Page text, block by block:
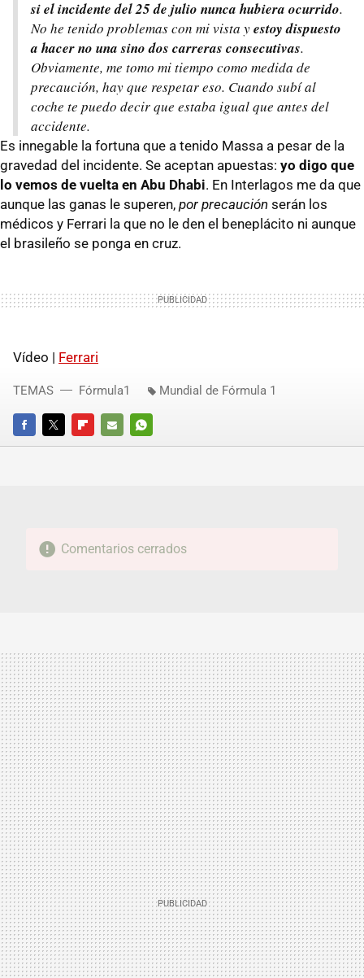
si el incidente del 25 de julio nunca hubiera ocurrido.
No he tenido problemas con mi vista yestoy dispuesto
a hacer no una sino dos carreras consecutivas.
Obviamente, me tomo mi tiempo como medida de
precaución, hay que respetar eso. Cuando subí al
coche te puedo decir que estaba igual que antes del
accidente.
Es innegable la fortuna que a tenido Massa a pesar de la
gravedad del incidente. Se aceptan apuestas: yo digo que
lo vemos de vuelta en Abu Dhabi. En Interlagos me da que
aunque las ganas le superen, por precaución serán los
médicos y Ferrari la que no le den el beneplácito ni aunque
el brasileño se ponga en cruz.
Vídeo | Ferrari
FACEBOOKTWITTERFLIPBOARD
E-
WHATSAPP
TEMAS Fórmula1 Mundial de Fórmula 1
Comentarios cerrados